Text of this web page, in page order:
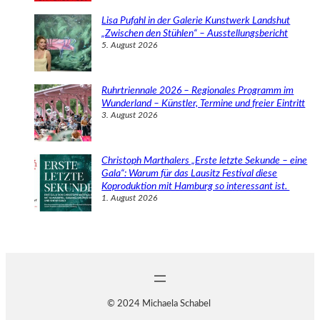
Lisa Pufahl in der Galerie Kunstwerk Landshut
„Zwischen den Stühlen“ – Ausstellungsbericht
5. August 2026
Ruhrtriennale 2026 – Regionales Programm im
Wunderland – Künstler, Termine und freier Eintritt
3. August 2026
Christoph Marthalers „Erste letzte Sekunde – eine
Gala“: Warum für das Lausitz Festival diese
Koproduktion mit Hamburg so interessant ist.
1. August 2026
© 2024 Michaela Schabel